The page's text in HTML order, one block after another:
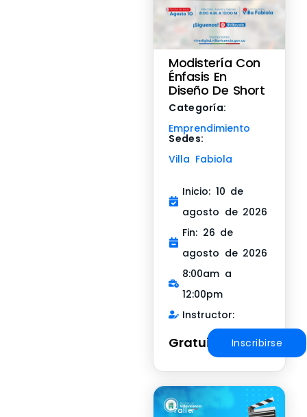
Modistería Con
Énfasis En
Diseño De Short
Categoría:
Emprendimiento
Sedes:
Villa Fabiola
Inicio: 10 de
agosto de 2026
Fin: 26 de
agosto de 2026
8:00am a
12:00pm
Instructor:
Gratuito Inscribirse
Taller